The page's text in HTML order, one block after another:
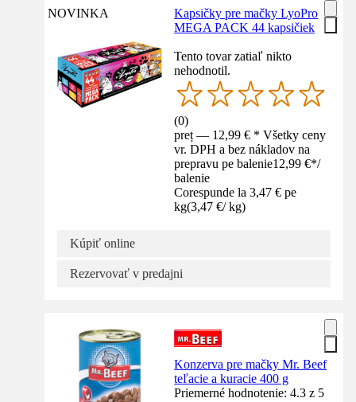
NOVINKA
Kapsičky pre mačky LyoPro
MEGA PACK 44 kapsičiek
Tento tovar zatiaľ nikto
nehodnotil.
(0)
preț — 12,99 € * Všetky ceny
vr. DPH a bez nákladov na
prepravu pe balenie12,99 €*/
balenie
Corespunde la 3,47 € pe
kg(3,47 €/ kg)
Kúpiť online
Rezervovať v predajni
Konzerva pre mačky Mr. Beef
teľacie a kuracie 400 g
Priemerné hodnotenie: 4.3 z 5